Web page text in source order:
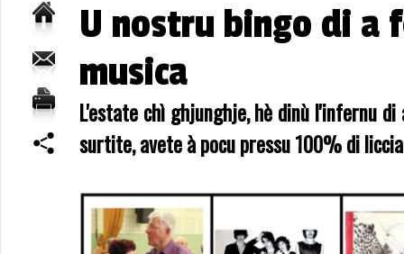
U nostru bingo di a
musica
L'estate chì ghjunghje, hè dinù l'infernu
surtite, avete à pocu pressu 100% di